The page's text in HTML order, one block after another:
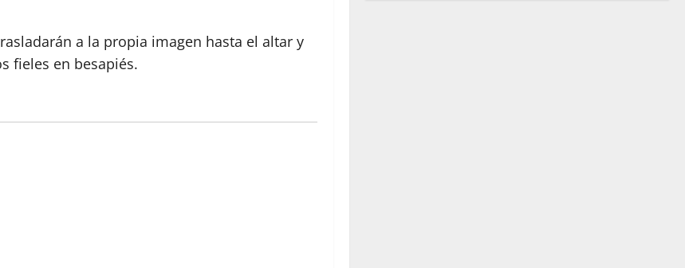
a la propia imagen hasta el altar y
fieles en besapiés.